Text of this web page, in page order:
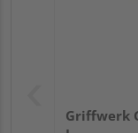
Griffwerk